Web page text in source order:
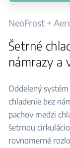
NeoFrost +
Šetrné
námrazy a
Oddelený
chladenie bez
pachov medzi
šetrnou
rovnomerné